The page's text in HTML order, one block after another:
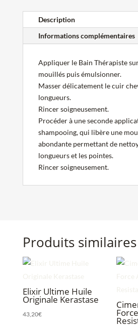
KérastaseDescription
Informations complémentaires
Appliquer le Bain Thérapiste
mouillés puis émulsionner.
Masser délicatement le cuir
longueurs.
Rincer soigneusement.
Procéder à une seconde
shampooing, qui libère une
abondante permettant de
longueurs et les pointes.
Rincer soigneusement.
Produits similaires
Elixir Ultime Huile
Originale Kerastase
43,20€